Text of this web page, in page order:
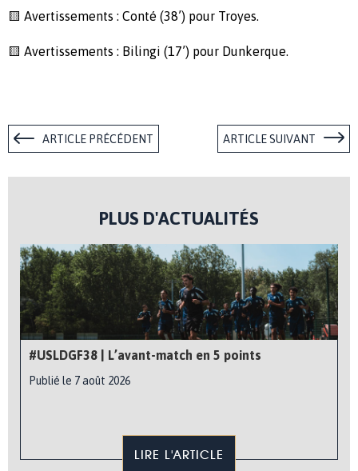
🟨 Avertissements : Conté (38’) pour Troyes.
🟨 Avertissements : Bilingi (17’) pour Dunkerque.
ARTICLE PRÉCÉDENT ARTICLE SUIVANT
PLUS D'ACTUALITÉS
#USLDGF38 | L’avant-match en 5 points
Publié le 7 août 2026
LIRE L'ARTICLE